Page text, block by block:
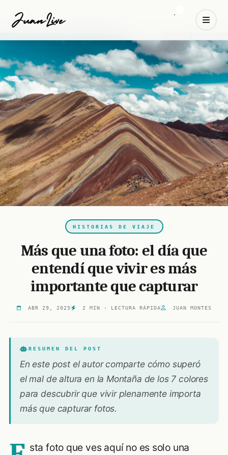
HISTORIAS DE VIAJE
Más que una foto: el día que
entendí que vivir es más
importante que capturar
ABR 29, 2025 2 MIN · LECTURA RÁPIDA JUAN MONTES
RESUMEN DEL POST
En este post el autor comparte cómo superó
el mal de altura en la Montaña de los 7 colores
para descubrir que vivir plenamente importa
más que capturar fotos.
sta foto que ves aquí no es solo una